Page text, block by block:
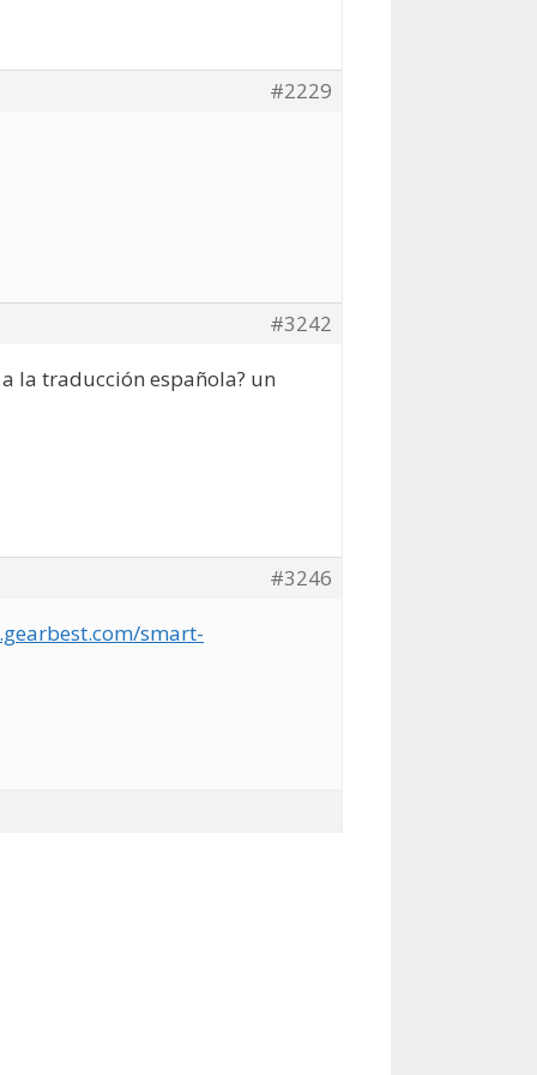
#2229
#3242
la traducción española? un
#3246
smart-